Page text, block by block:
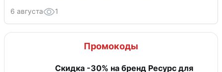
6 августа 1
Промокоды
Скидка -30% на бренд Ресурс для